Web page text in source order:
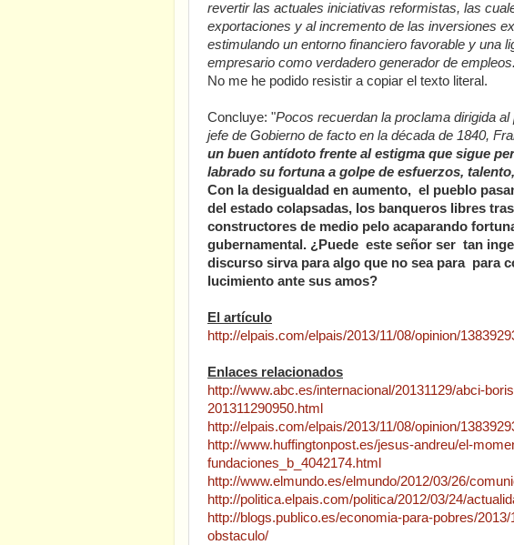
revertir las actuales iniciativas reformistas, las
exportaciones y al incremento de las inversiones
estimulando un entorno financiero favorable y una
empresario como verdadero generador de
No me he podido resistir a copiar el texto literal.
Concluye: "Pocos recuerdan la proclama dirigida
jefe de Gobierno de facto en la década de 1840,
un buen antídoto frente al estigma que sigue
labrado su fortuna a golpe de esfuerzos,
Con la desigualdad en aumento, el pueblo
del estado colapsadas, los banqueros libres
constructores de medio pelo acaparando
gubernamental. ¿Puede este señor ser tan
discurso sirva para algo que no sea para para
lucimiento ante sus amos?
El artículo
http://elpais.com/elpais/2013/11/08/opinion/
Enlaces relacionados
http://www.abc.es/internacional/20131129/abci-
201311290950.html
http://elpais.com/elpais/2013/11/08/opinion/
http://www.huffingtonpost.es/jesus-andreu/el-
fundaciones_b_4042174.html
http://www.elmundo.es/elmundo/2012/03/26/
http://politica.elpais.com/politica/2012/03/24/
http://blogs.publico.es/economia-para-pobres/
obstaculo/